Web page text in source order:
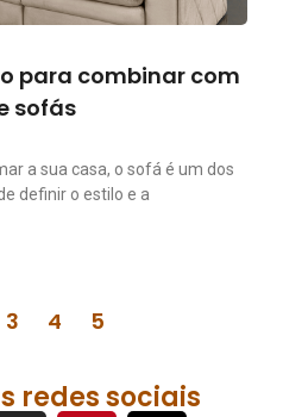
para combinar com
sofás
a sua casa, o sofá é um dos
definir o estilo e a
3 4 5
redes sociais